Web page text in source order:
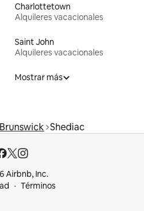
Charlottetown
Alquileres vacacionales
Saint John
Alquileres vacacionales
Mostrar más
Shediac
Airbnb, Inc.
Términos